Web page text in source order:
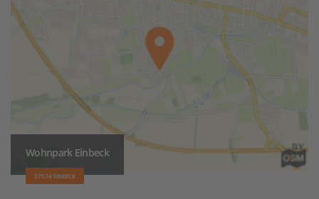
Wohnpark Einbeck
37574 EINBECK